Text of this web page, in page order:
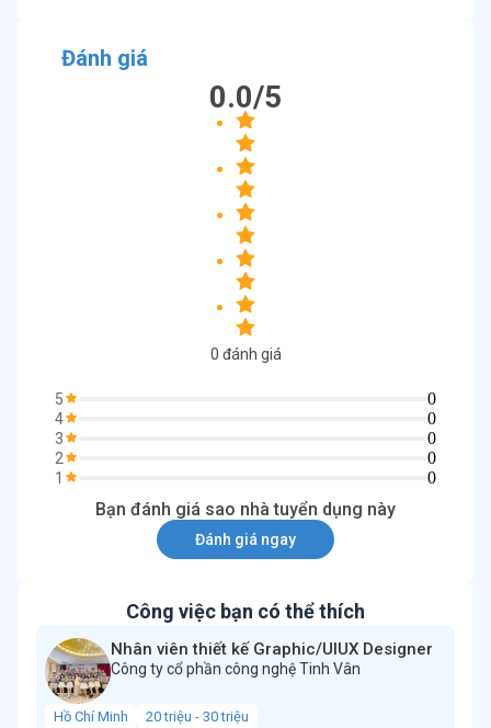
Đánh giá
5 0
4 0
3 0
2 0
1 0
0.0/5
0 đánh giá
Bạn đánh giá sao nhà tuyển dụng này
Đánh giá ngay
Công việc bạn có thể thích
Nhân viên thiết kế Graphic/UIUX Designer
Công ty cổ phần công nghệ Tinh Vân
Hồ Chí Minh 20 triệu - 30 triệu